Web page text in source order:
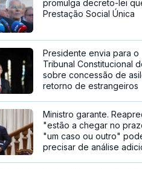
promulga decreto-lei
Prestação Social Única
Presidente envia para o
Tribunal Constitucional
sobre concessão de
retorno de estrangeiros
Ministro garante.
"estão a chegar no
"um caso ou outro"
precisar de análise